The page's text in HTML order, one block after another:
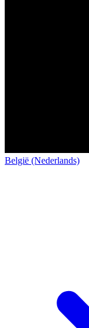
België (Nederlands)